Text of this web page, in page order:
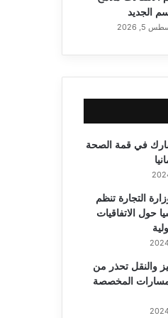
الجديد
5, 2026
في قمة الصحة
التجارة تنظم
حول الاتفاقيات
والنقل تحذر من
المخصصة